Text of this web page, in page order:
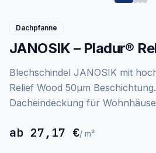
Dachpfanne
JANOSIK – Pladur®
Blechschindel JANOSIK mit
Relief Wood 50µm
Dacheindeckung für
und einfache Montage dank
ab 27,17 €/ m²